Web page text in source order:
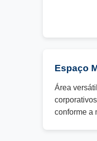
Espaço
Área
conforme a